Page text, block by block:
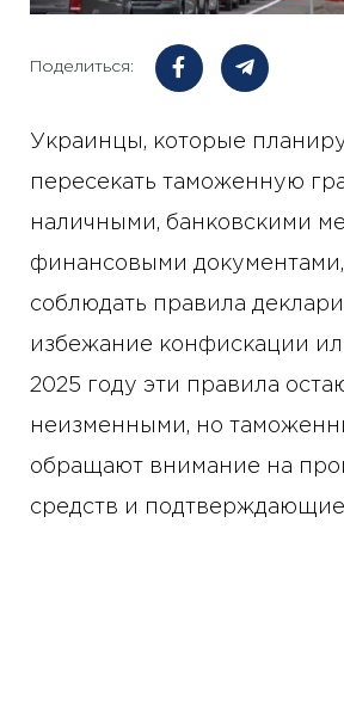
Поделиться:
Украинцы, которые
пересекать таможенную
наличными, банковскими
финансовыми
соблюдать правила
избежание конфискации
2025 году эти правила
неизменными, но
обращают внимание на
средств и